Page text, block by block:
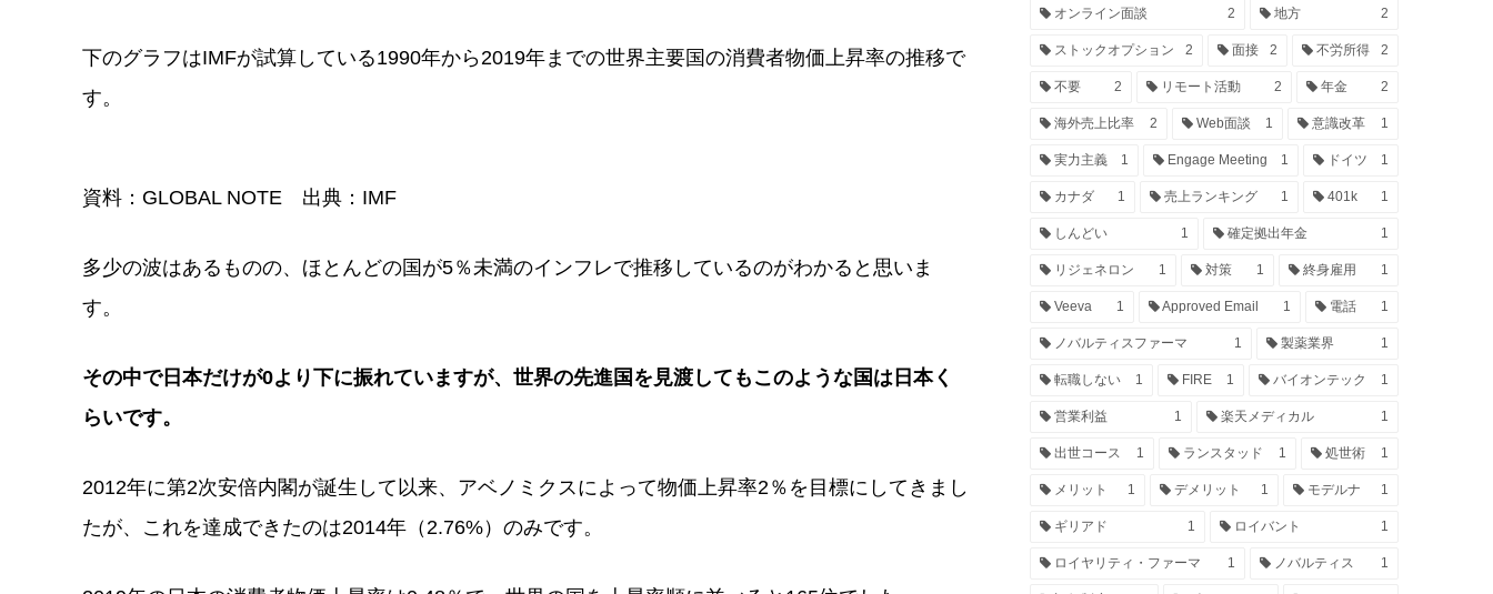
下のグラフはIMFが試算している1990年から2019年までの世界主要国の消費者物価上昇率の推移で
す。
資料：GLOBAL NOTE 出典：IMF
多少の波はあるものの、ほとんどの国が5％未満のインフレで推移しているのがわかると思いま
す。
その中で日本だけが0より下に振れていますが、世界の先進国を見渡してもこのような国は日本く
らいです。
2012年に第2次安倍内閣が誕生して以来、アベノミクスによって物価上昇率2％を目標にしてきまし
たが、これを達成できたのは2014年（2.76%）のみです。
オンライン面談 2 地方 2
ストックオプション 2 面接 2 不労所得 2
不要 2 リモート活動 2 年金 2
海外売上比率 2 Web面談 1 意識改革 1
実力主義 1 Engage Meeting 1 ドイツ 1
カナダ 1 売上ランキング 1 401k 1
しんどい 1 確定拠出年金 1
リジェネロン 1 対策 1 終身雇用 1
Veeva 1 Approved Email 1 電話 1
ノバルティスファーマ 1 製薬業界 1
転職しない 1 FIRE 1 バイオンテック 1
営業利益 1 楽天メディカル 1
出世コース 1 ランスタッド 1 処世術 1
メリット 1 デメリット 1 モデルナ 1
ギリアド 1 ロイバント 1
ロイヤリティ・ファーマ 1 ノバルティス 1